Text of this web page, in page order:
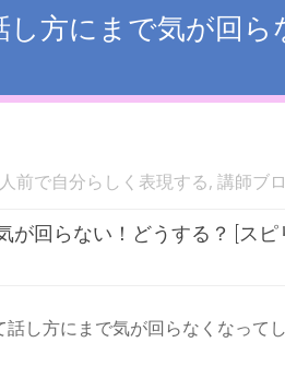
方にまで気が回
前で自分らしく表現する, 講師ブ
回らない！どうする？ [スピ
し方にまで気が回らなくなって